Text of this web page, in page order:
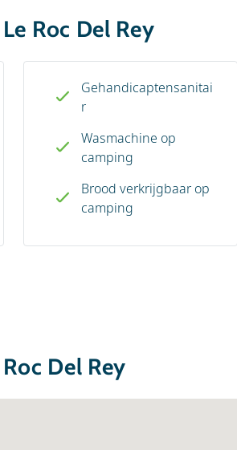
Roc Del Rey
Gehandicaptensanitai
r
Wasmachine op
camping
Brood verkrijgbaar op
camping
Del Rey